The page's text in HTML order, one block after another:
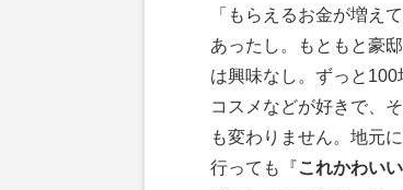
「もらえるお金が増え
あったし。もともと豪
は興味なし。ずっと100
コスメなどが好きで、
も変わりません。地元
行っても『これかわい